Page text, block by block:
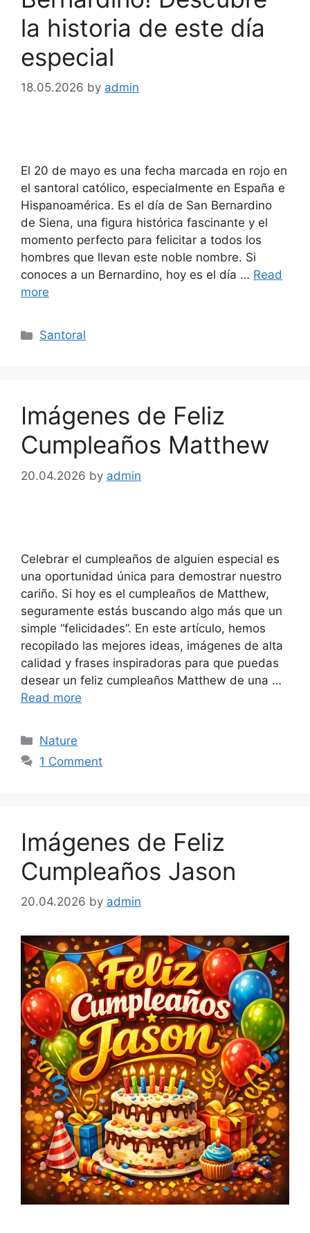
la historia de este día
especial
18.05.2026 by admin
El 20 de mayo es una fecha marcada en rojo en
el santoral católico, especialmente en España e
Hispanoamérica. Es el día de San Bernardino
de Siena, una figura histórica fascinante y el
momento perfecto para felicitar a todos los
hombres que llevan este noble nombre. Si
conoces a un Bernardino, hoy es el día … Read
more
Categories
Santoral
Imágenes de Feliz
Cumpleaños Matthew
20.04.2026 by admin
Celebrar el cumpleaños de alguien especial es
una oportunidad única para demostrar nuestro
cariño. Si hoy es el cumpleaños de Matthew,
seguramente estás buscando algo más que un
simple “felicidades”. En este artículo, hemos
recopilado las mejores ideas, imágenes de alta
calidad y frases inspiradoras para que puedas
desear un feliz cumpleaños Matthew de una …
Read more
Categories
Nature
1 Comment
Imágenes de Feliz
Cumpleaños Jason
20.04.2026 by admin